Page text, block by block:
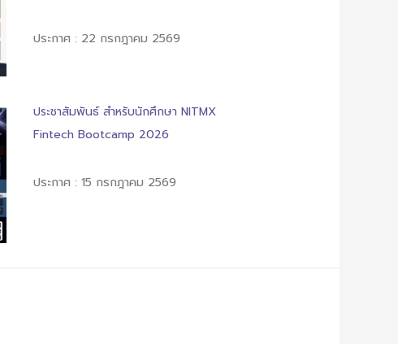
ประกาศ : 22 กรกฎาคม 2569
ประชาสัมพันธ์ สำหรับนักศึกษา NITMX
Fintech Bootcamp 2026
ประกาศ : 15 กรกฎาคม 2569